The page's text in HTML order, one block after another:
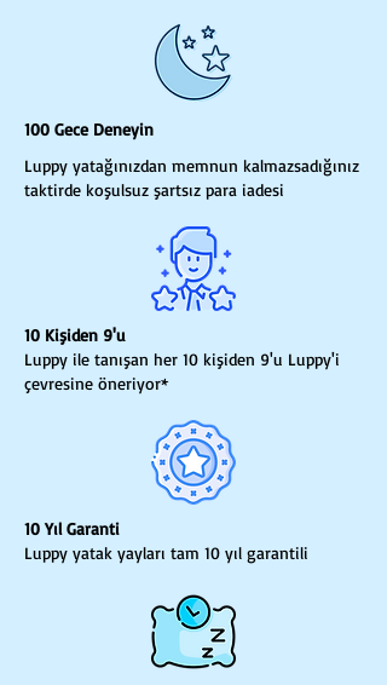
100 Gece Deneyin
Luppy yatağınızdan memnun kalmazsadığınız
taktirde koşulsuz şartsız para iadesi
10 Kişiden 9'u
Luppy ile tanışan her 10 kişiden 9'u Luppy'i
çevresine öneriyor*
10 Yıl Garanti
Luppy yatak yayları tam 10 yıl garantili